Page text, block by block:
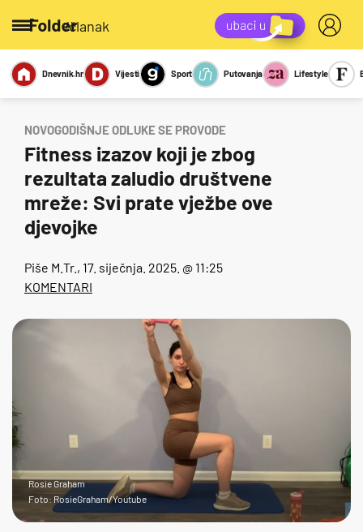
/članak
Miks Kviz
Report
Sexy
Dnevnik.hr Vijesti Sport Putovanja Lifestyle
NOVOGODIŠNJE ODLUKE SE PROVODE
Fitness izazov koji je zbog
rezultata zaludio društvene
mreže: Svi prate vježbe ove
djevojke
Piše M.Tr. , 17. siječnja. 2025. @ 11:25
KOMENTARI
Rosie Graham
Foto: RosieGraham/Youtube